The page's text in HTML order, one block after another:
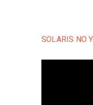
SOLARIS NO